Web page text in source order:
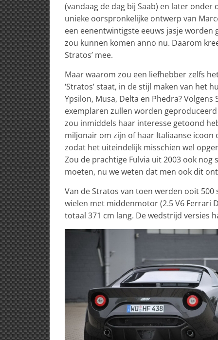
(vandaag de dag bij Saab) en later
unieke oorspronkelijke ontwerp van
een eenentwintigste eeuws jasje
zou kunnen komen anno nu. Daarom
Stratos’ mee.
Maar waarom zou een liefhebber zelfs
‘Stratos’ staat, in de stijl maken van het
Ypsilon, Musa, Delta en Phedra?
exemplaren zullen worden
zou inmiddels haar interesse getoond
miljonair om zijn of haar Italiaanse
zodat het uiteindelijk misschien wel
Zou de prachtige Fulvia uit 2003 ook nog
moeten, nu we weten dat men ook dit
Van de Stratos van toen werden ooit
wielen met middenmotor (2.5 V6 Ferrari
totaal 371 cm lang. De wedstrijd versies